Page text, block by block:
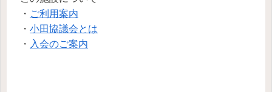
・ ご利用案内
・ 小田協議会とは
・ 入会のご案内